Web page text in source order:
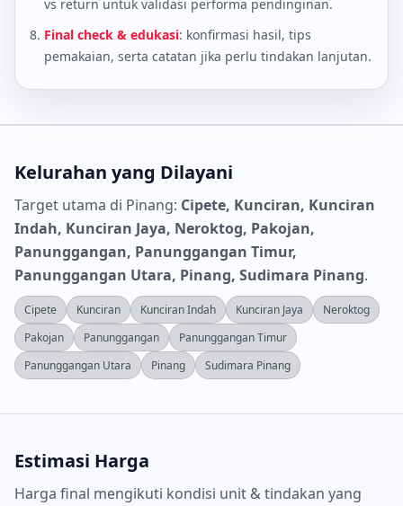
vs return untuk validasi performa pendinginan.
Final check & edukasi: konfirmasi hasil, tips
pemakaian, serta catatan jika perlu tindakan lanjutan.
Kelurahan yang Dilayani
Target utama di Pinang: Cipete, Kunciran, Kunciran
Indah, Kunciran Jaya, Neroktog, Pakojan,
Panunggangan, Panunggangan Timur,
Panunggangan Utara, Pinang, Sudimara Pinang.
Cipete Kunciran Kunciran Indah Kunciran Jaya
Neroktog
Pakojan
Panunggangan
Panunggangan Timur
Panunggangan Utara
Pinang Sudimara Pinang
Estimasi Harga
Harga final mengikuti kondisi unit & tindakan yang